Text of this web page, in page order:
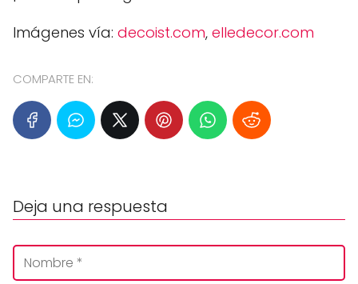
Imágenes vía: decoist.com, elledecor.com
COMPARTE EN:
Deja una respuesta